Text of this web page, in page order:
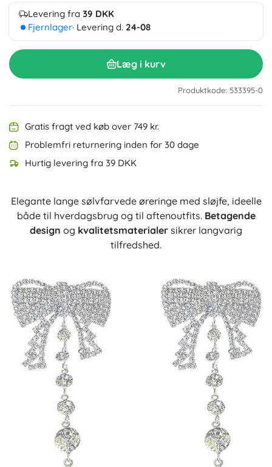
Levering fra 39 DKK
Fjernlager· Levering d. 24-08
Læg i kurv
Produktkode: 533395-0
Gratis fragt ved køb over 749 kr.
Problemfri returnering inden for 30 dage
Hurtig levering fra 39 DKK
Elegante lange sølvfarvede øreringe med sløjfe, ideelle
både til hverdagsbrug og til aftenoutfits. Betagende
design og kvalitetsmaterialer sikrer langvarig
tilfredshed.